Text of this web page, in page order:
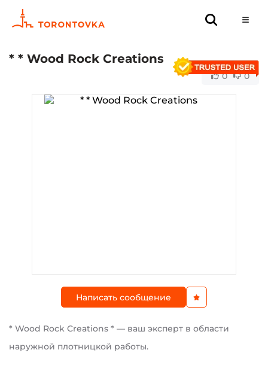
* * Wood Rock Creations
0 0
Написать сообщение
* Wood Rock Creations * — ваш эксперт в области
наружной плотницкой работы.